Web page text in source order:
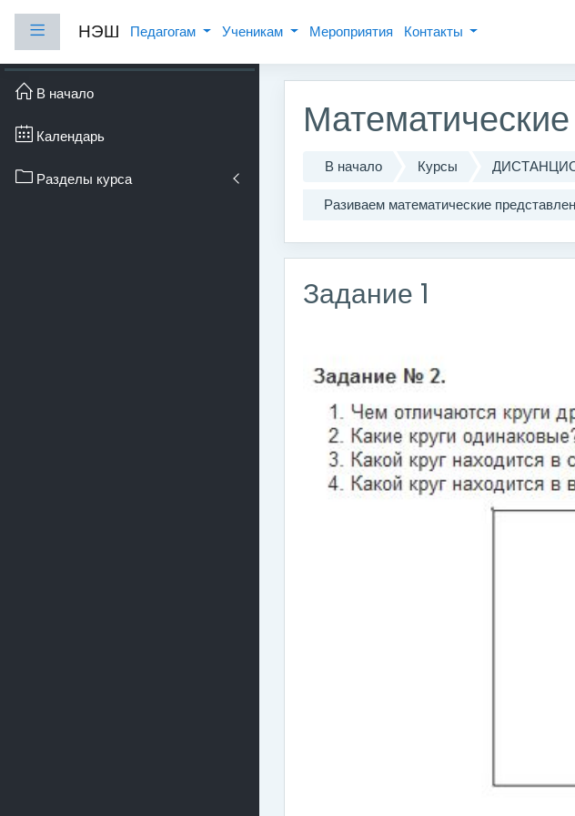
Боковая панель
НЭШ Педагогам Ученикам Мероприятия Контакты
В начало Курсы
Разиваем математические
Задание 1
В начало
Календарь
Разделы курса